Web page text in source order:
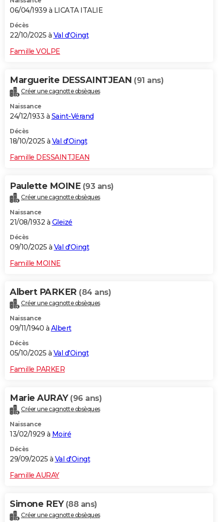
06/04/1939 à LICATA ITALIE
Décès
22/10/2025 à Val d'Oingt
Famille VOLPE
Marguerite DESSAINTJEAN (91 ans)
Créer une cagnotte obsèques
Naissance
24/12/1933 à Saint-Vérand
Décès
18/10/2025 à Val d'Oingt
Famille DESSAINTJEAN
Paulette MOINE (93 ans)
Créer une cagnotte obsèques
Naissance
21/08/1932 à Gleizé
Décès
09/10/2025 à Val d'Oingt
Famille MOINE
Albert PARKER (84 ans)
Créer une cagnotte obsèques
Naissance
09/11/1940 à Albert
Décès
05/10/2025 à Val d'Oingt
Famille PARKER
Marie AURAY (96 ans)
Créer une cagnotte obsèques
Naissance
13/02/1929 à Moiré
Décès
29/09/2025 à Val d'Oingt
Famille AURAY
Simone REY (88 ans)
Créer une cagnotte obsèques